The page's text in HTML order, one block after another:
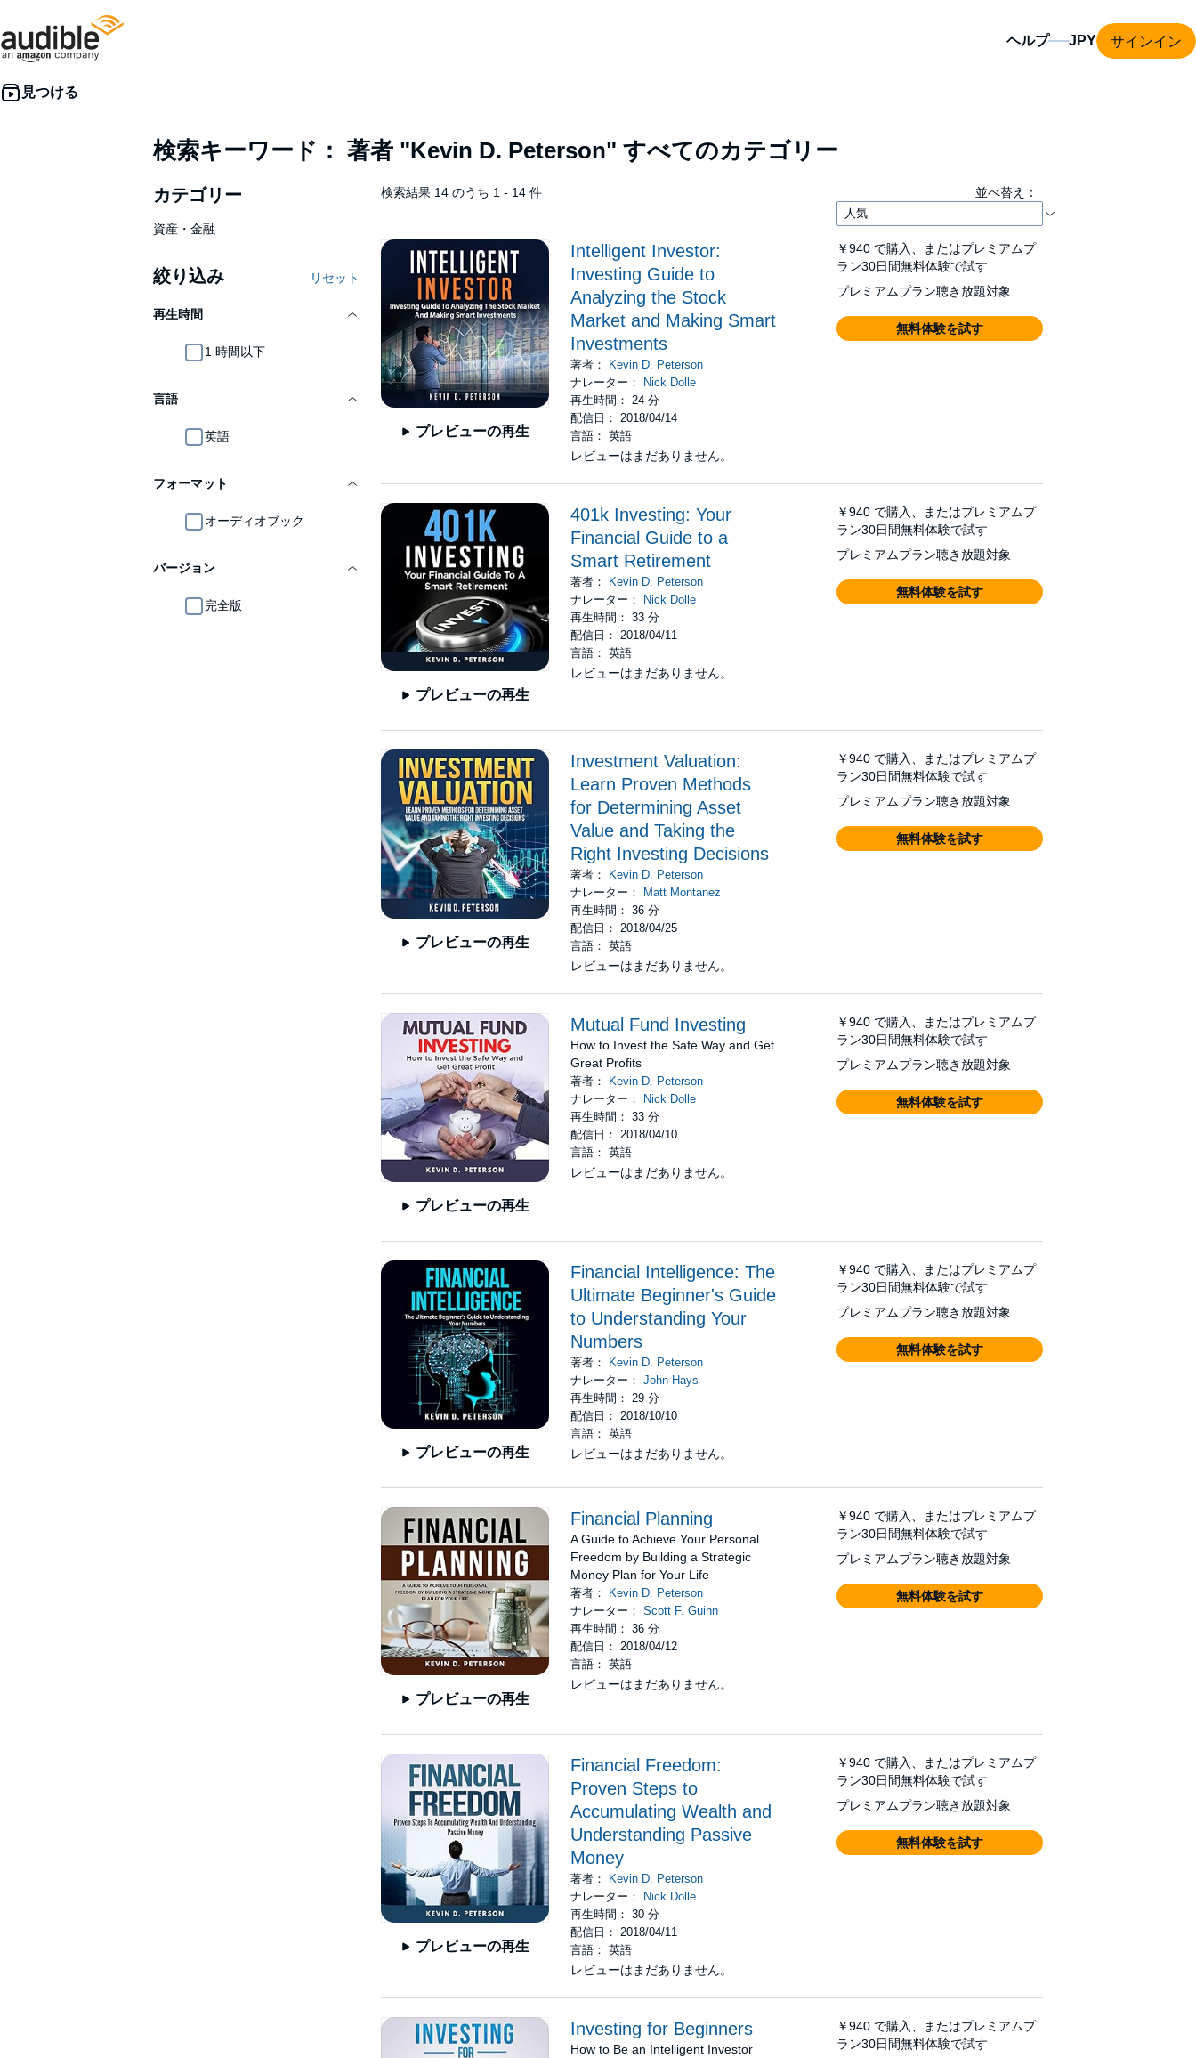
ヘルプ サインイン
検索キーワード： 著者 "Kevin D. Peterson" すべてのカテゴリー
カテゴリー
資産・金融
絞り込み リセット
再生時間
1 時間以下
言語
英語
フォーマット
オーディオブック
バージョン
完全版
検索結果 14 のうち 1 - 14 件 並べ替え：
プレビューの再生
Intelligent Investor:
Investing Guide to
Analyzing the Stock
Market and Making Smart
Investments
著者：
Kevin D. Peterson
ナレーター：
Nick Dolle
再生時間： 24 分
配信日： 2018/04/14
言語： 英語
レビューはまだありません。
￥940 で購入、またはプレミアムプ
ラン30日間無料体験で試す
プレミアムプラン聴き放題対象
無料体験を試す
プレビューの再生
401k Investing: Your
Financial Guide to a
Smart Retirement
著者：
Kevin D. Peterson
ナレーター：
Nick Dolle
再生時間： 33 分
配信日： 2018/04/11
言語： 英語
レビューはまだありません。
￥940 で購入、またはプレミアムプ
ラン30日間無料体験で試す
プレミアムプラン聴き放題対象
無料体験を試す
プレビューの再生
Investment Valuation:
Learn Proven Methods
for Determining Asset
Value and Taking the
Right Investing Decisions
著者：
Kevin D. Peterson
ナレーター：
Matt Montanez
再生時間： 36 分
配信日： 2018/04/25
言語： 英語
レビューはまだありません。
￥940 で購入、またはプレミアムプ
ラン30日間無料体験で試す
プレミアムプラン聴き放題対象
無料体験を試す
プレビューの再生
Mutual Fund Investing
How to Invest the Safe Way and Get
Great Profits
著者：
Kevin D. Peterson
ナレーター：
Nick Dolle
再生時間： 33 分
配信日： 2018/04/10
言語： 英語
レビューはまだありません。
￥940 で購入、またはプレミアムプ
ラン30日間無料体験で試す
プレミアムプラン聴き放題対象
無料体験を試す
プレビューの再生
Financial Intelligence: The
Ultimate Beginner's Guide
to Understanding Your
Numbers
著者： Kevin D. Peterson
ナレーター：John Hays
再生時間： 29 分
配信日： 2018/10/10
言語： 英語
レビューはまだありません。
￥940 で購入、またはプレミアムプ
ラン30日間無料体験で試す
プレミアムプラン聴き放題対象
無料体験を試す
プレビューの再生
Financial Planning
A Guide to Achieve Your Personal
Freedom by Building a Strategic
Money Plan for Your Life
著者：
Kevin D. Peterson
ナレーター：Scott F. Guinn
再生時間： 36 分
配信日： 2018/04/12
言語： 英語
レビューはまだありません。
￥940 で購入、またはプレミアムプ
ラン30日間無料体験で試す
プレミアムプラン聴き放題対象
無料体験を試す
プレビューの再生
Financial Freedom:
Proven Steps to
Accumulating Wealth and
Understanding Passive
Money
著者：
Kevin D. Peterson
ナレーター：
Nick Dolle
再生時間： 30 分
配信日： 2018/04/11
言語： 英語
レビューはまだありません。
￥940 で購入、またはプレミアムプ
ラン30日間無料体験で試す
プレミアムプラン聴き放題対象
無料体験を試す
Investing for Beginners
How to Be an Intelligent Investor
￥940 で購入、またはプレミアムプ
ラン30日間無料体験で試す